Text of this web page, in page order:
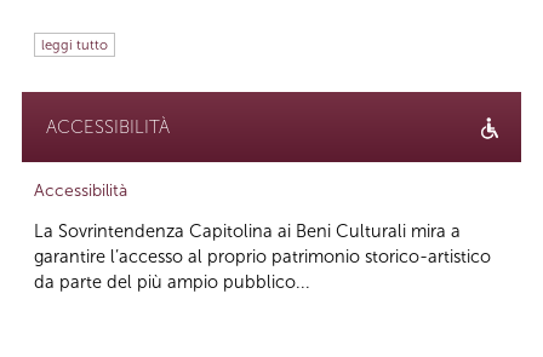
leggi tutto
ACCESSIBILITÀ
Accessibilità
La Sovrintendenza Capitolina ai Beni Culturali mira a
garantire l’accesso al proprio patrimonio storico-artistico
da parte del più ampio pubblico...